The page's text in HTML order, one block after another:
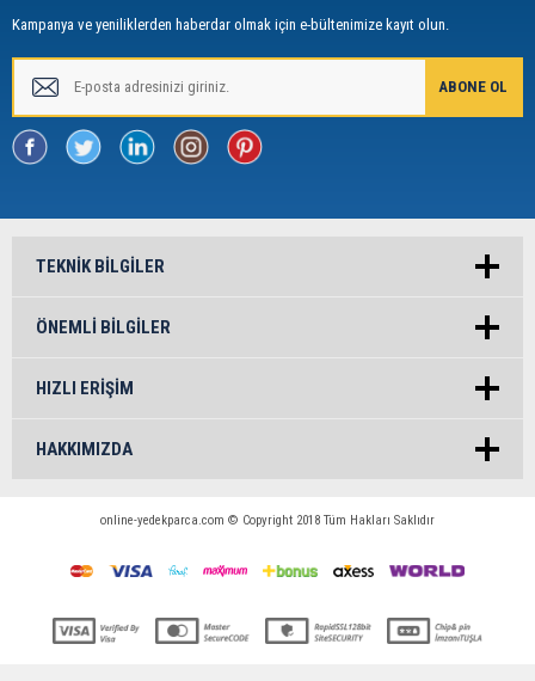
Kampanya ve yeniliklerden haberdar olmak için e-bültenimize kayıt olun.
TEKNIK BILGILER
ÖNEMLI BILGILER
HIZLI ERIŞIM
HAKKIMIZDA
online-yedekparca.com © Copyright 2018 Tüm Hakları Saklıdır